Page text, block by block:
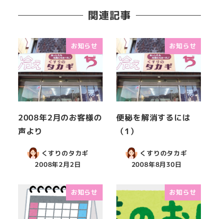
関連記事
お知らせ
2008年2月のお客様の
声より
くすりのタカギ
2008年2月2日
お知らせ
便秘を解消するには
（1）
くすりのタカギ
2008年8月30日
お知らせ お知らせ